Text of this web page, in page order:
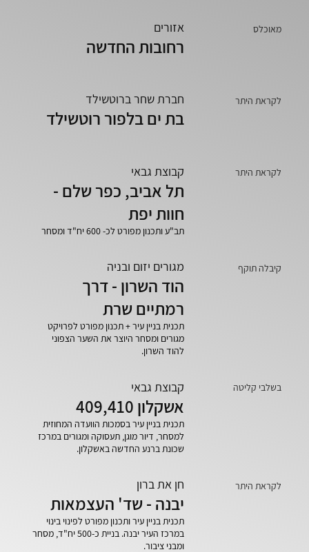
רחובות החדשה
אזורים מאוכלס
בת ים בלפור רוטשילד
חברת שחר ברוטשילד לקראת היתר
תל אביב, כפר שלם -
חוות יפת
תב"ע ותכנון מפורט לכ- 600 יח"ד ומסחר
קבוצת גבאי לקראת היתר
הוד השרון - דרך
רמתיים שרת
תכנית בניין עיר + תכנון מפורט לפרויקט
מגורים ומסחר היוצר את השער הצפוני
להוד השרון.
מגורים יזום ובניה קיבלה תוקף
אשקלון 409,410
תכנית בניין עיר בסמכות הוועדה המחוזית
למסחר, דיור מוגן, תעסוקה ומגורים במרכז
שכונת ברנע החדשה באשקלון.
קבוצת גבאי בשלבי קליטה
יבנה - שד' העצמאות
תכנית בניין עיר ותכנון מפורט לפינוי בינוי
במרכז העיר יבנה. בניית כ-500 יח"ד, מסחר
ומבני ציבור.
חן את ברון לקראת היתר